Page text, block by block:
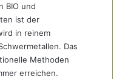
BIO und
ist der
in reinem
Das
Methoden
erreichen.